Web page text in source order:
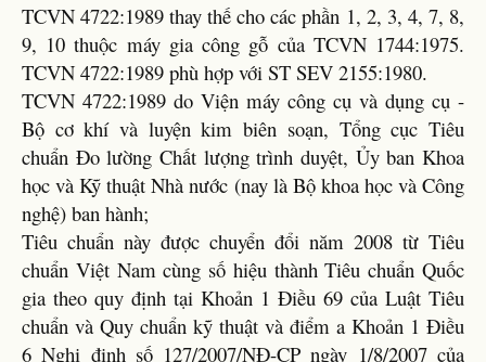
TCVN 4722:1989 thay thế cho các phần 1, 2, 3, 4, 7, 8,
9, 10 thuộc máy gia công gỗ của TCVN 1744:1975.
TCVN 4722:1989 phù hợp với ST SEV 2155:1980.
TCVN 4722:1989 do Viện máy công cụ và dụng cụ -
Bộ cơ khí và luyện kim biên soạn, Tổng cục Tiêu
chuẩn Đo lường Chất lượng trình duyệt, Ủy ban Khoa
học và Kỹ thuật Nhà nước (nay là Bộ khoa học và Công
nghệ) ban hành;
Tiêu chuẩn này được chuyển đổi năm 2008 từ Tiêu
chuẩn Việt Nam cùng số hiệu thành Tiêu chuẩn Quốc
gia theo quy định tại Khoản 1 Điều 69 của Luật Tiêu
chuẩn và Quy chuẩn kỹ thuật và điểm a Khoản 1 Điều
6 Nghị định số 127/2007/NĐ-CP ngày 1/8/2007 của